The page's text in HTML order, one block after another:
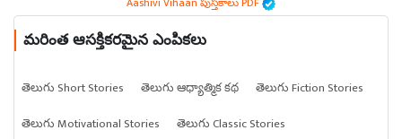
మరింత ఆసక్తికరమైన ఎంపికలు
తెలుగు Short Stories తెలుగు ఆధ్యాత్మిక కథ
తెలుగు Fiction Stories
తెలుగు Motivational Stories
తెలుగు Classic Stories